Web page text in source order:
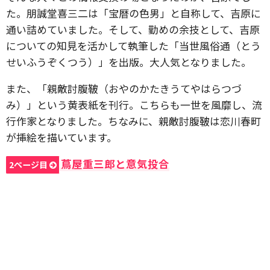
た。朋誠堂喜三二は「宝暦の色男」と自称して、吉原に
通い詰めていました。そして、勤めの余技として、吉原
についての知見を活かして執筆した「当世風俗通（とう
せいふうぞくつう）」を出版。大人気となりました。
また、「親敵討腹鞁（おやのかたきうてやはらつづ
み）」という黄表紙を刊行。こちらも一世を風靡し、流
行作家となりました。ちなみに、親敵討腹鞁は恋川春町
が挿絵を描いています。
2ページ目 蔦屋重三郎と意気投合